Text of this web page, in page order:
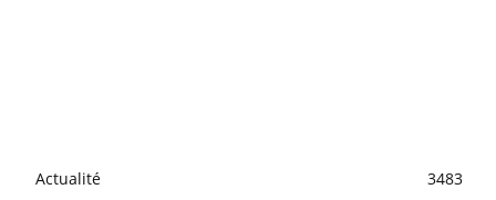
Actualité
3483